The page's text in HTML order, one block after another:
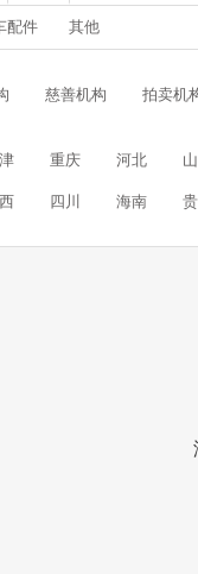
配件 其他
慈善机构 拍卖机
重庆 河北
四川 海南